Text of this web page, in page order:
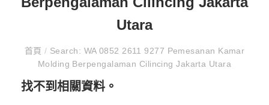
Utara
首頁/ Search: WA 0852 2611 9277 Pemesanan Kamar
Molding Berpengalaman Cilincing Jakarta Utara
找不到相關資料。